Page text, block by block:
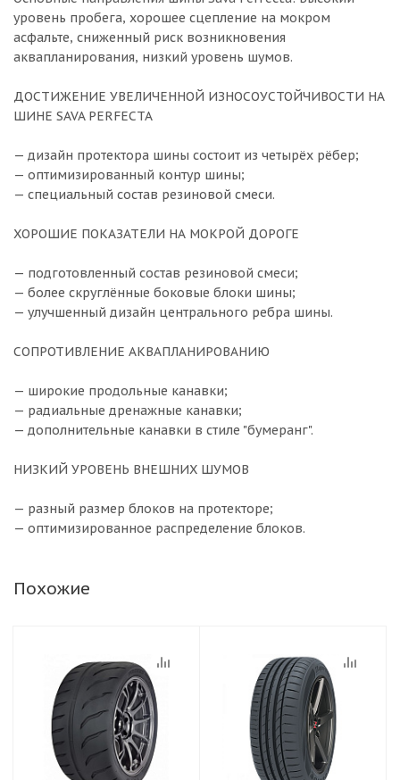
уровень пробега, хорошее сцепление на мокром
асфальте, сниженный риск возникновения
аквапланирования, низкий уровень шумов.
ДОСТИЖЕНИЕ УВЕЛИЧЕННОЙ ИЗНОСОУСТОЙЧИВОСТИ НА
ШИНЕ SAVA PERFECTA
— дизайн протектора шины состоит из четырёх рёбер;
— оптимизированный контур шины;
— специальный состав резиновой смеси.
ХОРОШИЕ ПОКАЗАТЕЛИ НА МОКРОЙ ДОРОГЕ
— подготовленный состав резиновой смеси;
— более скруглённые боковые блоки шины;
— улучшенный дизайн центрального ребра шины.
СОПРОТИВЛЕНИЕ АКВАПЛАНИРОВАНИЮ
— широкие продольные канавки;
— радиальные дренажные канавки;
— дополнительные канавки в стиле "бумеранг".
НИЗКИЙ УРОВЕНЬ ВНЕШНИХ ШУМОВ
— разный размер блоков на протекторе;
— оптимизированное распределение блоков.
Похожие